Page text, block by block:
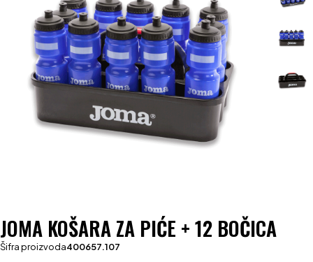
JOMA KOŠARA ZA PIĆE + 12 BOČICA
Šifra proizvoda400657.107